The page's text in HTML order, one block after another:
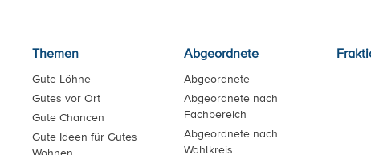
Themen
Gute Löhne
Gutes vor Ort
Gute Chancen
Gute Ideen für Gutes
Abgeordnete
Abgeordnete
Abgeordnete nach
Fachbereich
Abgeordnete nach
Wahlkreis